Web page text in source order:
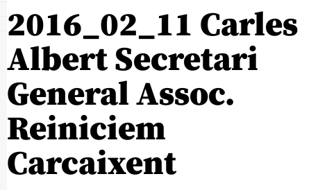
2016_02_11 Carles
Albert Secretari
General Assoc.
Reiniciem
Carcaixent